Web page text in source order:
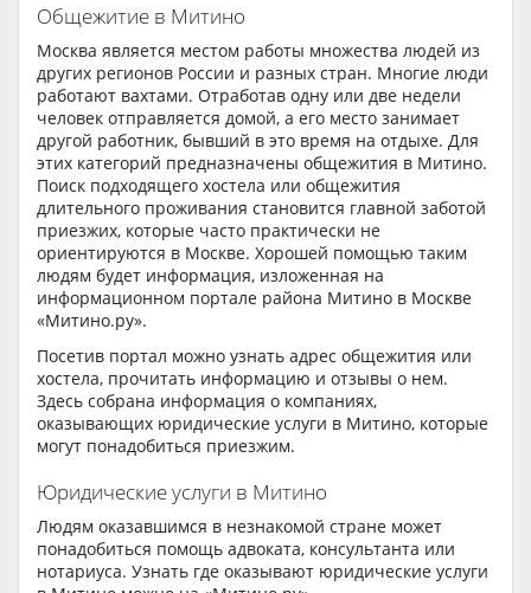
Общежитие в Митино
Москва является местом работы множества людей из
других регионов России и разных стран. Многие люди
работают вахтами. Отработав одну или две недели
человек отправляется домой, а его место занимает
другой работник, бывший в это время на отдыхе. Для
этих категорий предназначены общежития в Митино.
Поиск подходящего хостела или общежития
длительного проживания становится главной заботой
приезжих, которые часто практически не
ориентируются в Москве. Хорошей помощью таким
людям будет информация, изложенная на
информационном портале района Митино в Москве
«Митино.ру».
Посетив портал можно узнать адрес общежития или
хостела, прочитать информацию и отзывы о нем.
Здесь собрана информация о компаниях,
оказывающих юридические услуги в Митино, которые
могут понадобиться приезжим.
Юридические услуги в Митино
Людям оказавшимся в незнакомой стране может
понадобиться помощь адвоката, консультанта или
нотариуса. Узнать где оказывают юридические услуги